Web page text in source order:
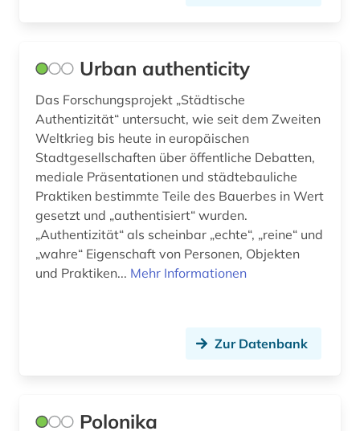
Urban authenticity
Das Forschungsprojekt „Städtische
Authentizität“ untersucht, wie seit dem Zweiten
Weltkrieg bis heute in europäischen
Stadtgesellschaften über öffentliche Debatten,
mediale Präsentationen und städtebauliche
Praktiken bestimmte Teile des Bauerbes in Wert
gesetzt und „authentisiert“ wurden.
„Authentizität“ als scheinbar „echte“, „reine“ und
„wahre“ Eigenschaft von Personen, Objekten
und Praktiken... Mehr Informationen
Zur Datenbank
Polonika